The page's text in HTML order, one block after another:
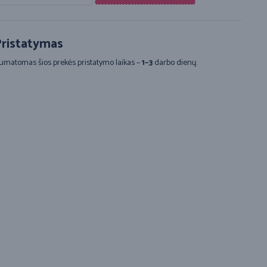
šios prekės pristatymo laikas –1–3darbo dienų.